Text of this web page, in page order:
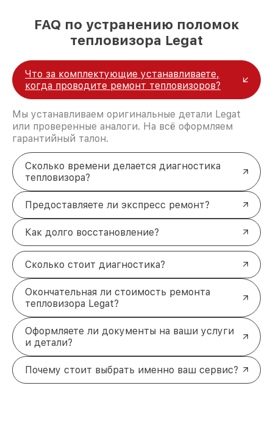
FAQ по устранению поломок
тепловизора Legat
Что за комплектующие устанавливаете,
когда проводите ремонт тепловизоров?
Мы устанавливаем оригинальные детали Legat
или проверенные аналоги. На всё оформляем
гарантийный талон.
Сколько времени делается диагностика
тепловизора?
Предоставляете ли экспресс ремонт?
Как долго восстановление?
Сколько стоит диагностика?
Окончательная ли стоимость ремонта
тепловизора Legat?
Оформляете ли документы на ваши услуги
и детали?
Почему стоит выбрать именно ваш сервис?